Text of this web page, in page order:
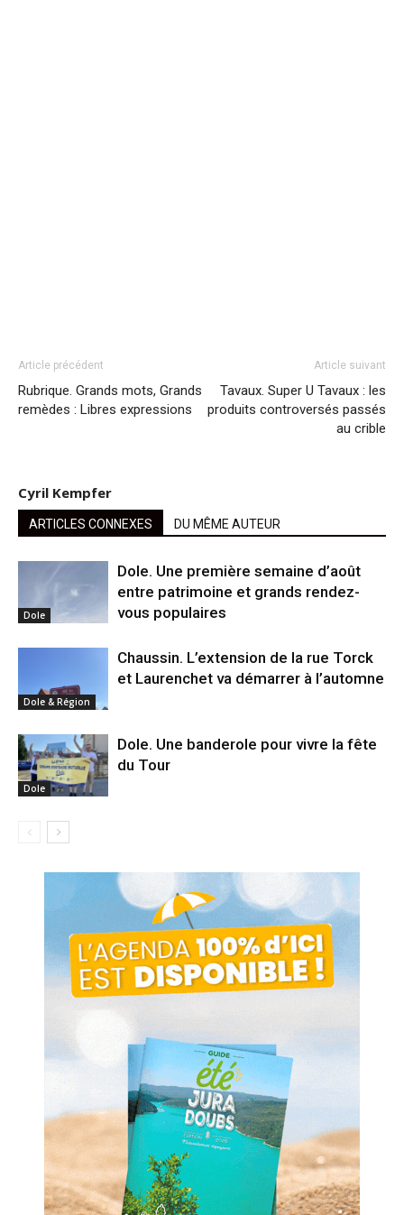
Article précédent
Rubrique. Grands mots, Grands
remèdes : Libres expressions
Article suivant
Tavaux. Super U Tavaux : les
produits controversés passés
au crible
Cyril Kempfer
ARTICLES CONNEXES DU MÊME AUTEUR
Dole
Dole. Une première semaine d’août
entre patrimoine et grands rendez-
vous populaires
Dole & Région
Chaussin. L’extension de la rue Torck
et Laurenchet va démarrer à l’automne
Dole
Dole. Une banderole pour vivre la fête
du Tour